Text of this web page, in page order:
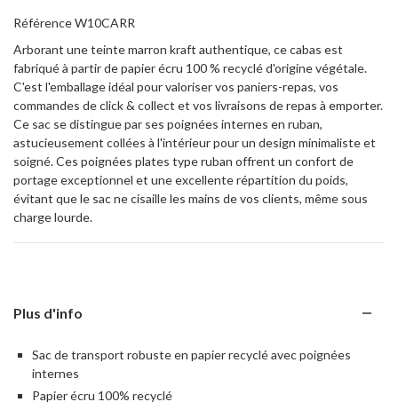
RéférenceW10CARR
Arborant une teinte marron kraft authentique, ce cabas est
fabriqué à partir de papier écru 100 % recyclé d'origine végétale.
C'est l'emballage idéal pour valoriser vos paniers-repas, vos
commandes de click & collect et vos livraisons de repas à emporter.
Ce sac se distingue par ses poignées internes en ruban,
astucieusement collées à l'intérieur pour un design minimaliste et
soigné. Ces poignées plates type ruban offrent un confort de
portage exceptionnel et une excellente répartition du poids,
évitant que le sac ne cisaille les mains de vos clients, même sous
charge lourde.
Plus d'info
Sac de transport robuste en papier recyclé avec poignées
internes
Papier écru 100% recyclé